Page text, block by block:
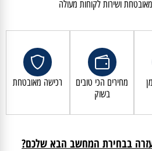
מחירים הכי טובים